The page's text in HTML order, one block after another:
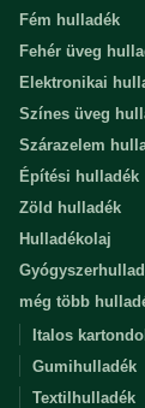
Fém hulladék
Fehér üveg
Elektronikai
Színes üveg
Szárazelem
Építési hulladék
Zöld hulladék
Hulladékolaj
még több
Italos
Gumihulladék
Textilhulladék